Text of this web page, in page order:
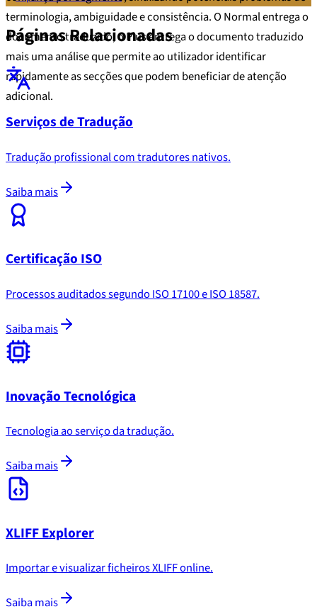
terminologia, ambiguidade e consistência. O Normal entrega o
documento traduzido; o Plus entrega o documento traduzido
mais uma análise que permite ao utilizador identificar
rapidamente as secções que podem beneficiar de atenção
adicional.
Páginas Relacionadas
Serviços de Tradução
Tradução profissional com tradutores nativos.
Saiba mais
Certificação ISO
Processos auditados segundo ISO 17100 e ISO 18587.
Saiba mais
Inovação Tecnológica
Tecnologia ao serviço da tradução.
Saiba mais
XLIFF Explorer
Importar e visualizar ficheiros XLIFF online.
Saiba mais